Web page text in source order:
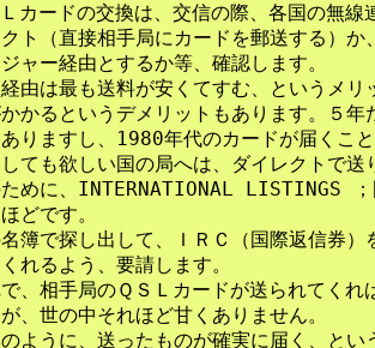
カードの交換は、交信の際、各国の無線
ト（直接相手局にカードを郵送する）か
ャー経由とするか等、確認します。
由は最も送料が安くてすむ、というメリ
かるというデメリットもあります。５年
りますし、1980年代のカードが届くこ
ても欲しい国の局へは、ダイレクトで送
めに、INTERNATIONAL LISTINGS ；
どです。
簿で探し出して、ＩＲＣ（国際返信券）
れるよう、要請します。
、相手局のＱＳＬカードが送られてくれ
、世の中それほど甘くありません。
ように、送ったものが確実に届く、とい